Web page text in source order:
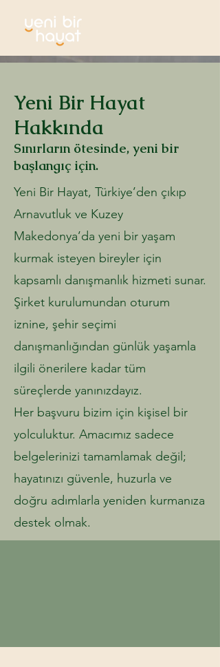
Yeni Bir Hayat
Hakkında
Sınırların ötesinde, yeni bir
başlangıç için.
Yeni Bir Hayat, Türkiye’den çıkıp
Arnavutluk ve Kuzey
Makedonya’da yeni bir yaşam
kurmak isteyen bireyler için
kapsamlı danışmanlık hizmeti sunar.
Şirket kurulumundan oturum
iznine, şehir seçimi
danışmanlığından günlük yaşamla
ilgili önerilere kadar tüm
süreçlerde yanınızdayız.
Her başvuru bizim için kişisel bir
yolculuktur. Amacımız sadece
belgelerinizi tamamlamak değil;
hayatınızı güvenle, huzurla ve
doğru adımlarla yeniden kurmanıza
destek olmak.